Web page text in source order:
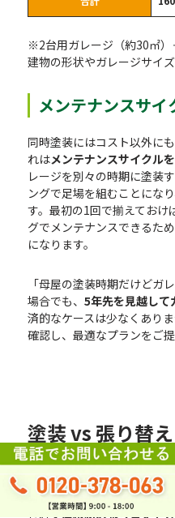
※2台用ガレージ（約30㎡
建物の形状やガレージサイ
メンテナンスサイ
同時塗装にはコスト以外に
れはメンテナンスサイクル
レージを別々の時期に塗装
ングで足場を組むことにな
す。最初の1回で揃えてお
グでメンテナンスできるた
になります。
「母屋の塗装時期だけどガ
場合でも、 5年先を見越して
済的なケースは少なくあり
確認し、最適なプランをご提
塗装 vs 張り替
ジ屋根の判断基
ガレージ屋根の劣化が進ん
きれず屋根材の張り替えや